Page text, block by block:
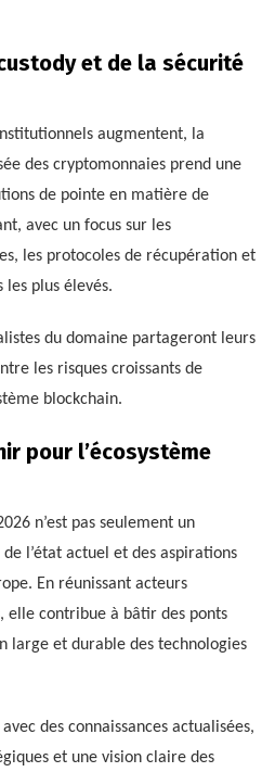
et de la sécurité
augmentent, la
des cryptomonnaies prend une
de pointe en matière de
avec un focus sur les
les protocoles de récupération et
les plus élevés.
du domaine partageront leurs
les risques croissants de
blockchain.
pour l’écosystème
n’est pas seulement un
l’état actuel et des aspirations
En réunissant acteurs
elle contribue à bâtir des ponts
large et durable des technologies
des connaissances actualisées,
et une vision claire des